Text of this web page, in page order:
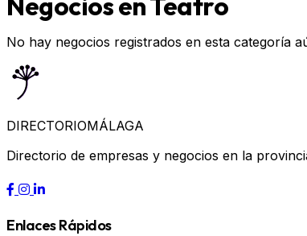
No hay negocios registrados en esta categoría
DIRECTORIOMÁLAGA
Directorio de empresas y negocios en la
Enlaces Rápidos